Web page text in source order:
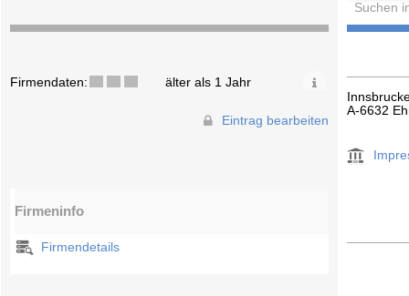
Suchen
Firmendaten: älter als 1 Jahr
Eintrag bearbeiten
Firmeninfo
Firmendetails
A-6632